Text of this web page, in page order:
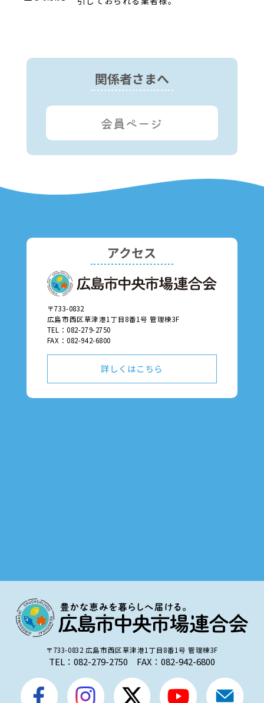
関係者さまへ
会員ページ
アクセス
〒733-0832
広島市西区草津港1丁目8番1号 管理棟3F
TEL：082-279-2750
FAX：082-942-6800
詳しくはこちら
〒733-0832 広島市西区草津港1丁目8番1号 管理棟3F
TEL：082-279-2750 FAX：082-942-6800